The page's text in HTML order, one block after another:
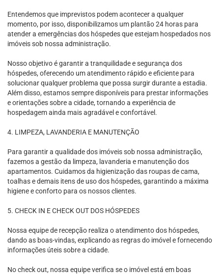
Entendemos que imprevistos podem acontecer a qualquer
momento, por isso, disponibilizamos um plantão 24 horas para
atender a emergências dos hóspedes que estejam hospedados nos
imóveis sob nossa administração.
Nosso objetivo é garantir a tranquilidade e segurança dos
hóspedes, oferecendo um atendimento rápido e eficiente para
solucionar qualquer problema que possa surgir durante a estadia.
Além disso, estamos sempre disponíveis para prestar informações
e orientações sobre a cidade, tornando a experiência de
hospedagem ainda mais agradável e confortável.
4. LIMPEZA, LAVANDERIA E MANUTENÇÃO
Para garantir a qualidade dos imóveis sob nossa administração,
fazemos a gestão da limpeza, lavanderia e manutenção dos
apartamentos. Cuidamos da higienização das roupas de cama,
toalhas e demais itens de uso dos hóspedes, garantindo a máxima
higiene e conforto para os nossos clientes.
5. CHECK IN E CHECK OUT DOS HÓSPEDES
Nossa equipe de recepção realiza o atendimento dos hóspedes,
dando as boas-vindas, explicando as regras do imóvel e fornecendo
informações úteis sobre a cidade.
No check out, nossa equipe verifica se o imóvel está em boas